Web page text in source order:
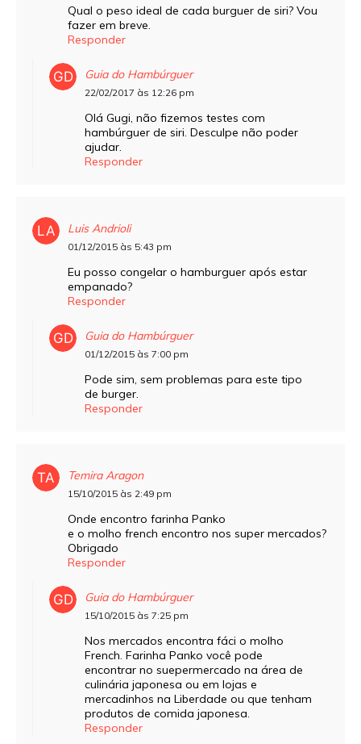
Qual o peso ideal de cada burguer de siri? Vou
fazer em breve.
Responder
Guia do Hambúrguer
22/02/2017 às 12:26 pm
Olá Gugi, não fizemos testes com
hambúrguer de siri. Desculpe não poder
ajudar.
Responder
Luis Andrioli
01/12/2015 às 5:43 pm
Eu posso congelar o hamburguer após estar
empanado?
Responder
Guia do Hambúrguer
01/12/2015 às 7:00 pm
Pode sim, sem problemas para este tipo
de burger.
Responder
Temira Aragon
15/10/2015 às 2:49 pm
Onde encontro farinha Panko
e o molho french encontro nos super mercados?
Obrigado
Responder
Guia do Hambúrguer
15/10/2015 às 7:25 pm
Nos mercados encontra fáci o molho
French. Farinha Panko você pode
encontrar no suepermercado na área de
culinária japonesa ou em lojas e
mercadinhos na Liberdade ou que tenham
produtos de comida japonesa.
Responder